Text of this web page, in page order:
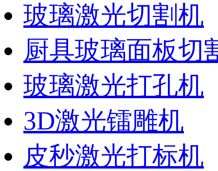
玻璃激光切割机
厨具玻璃面板切
玻璃激光打孔机
3D激光镭雕机
皮秒激光打标机